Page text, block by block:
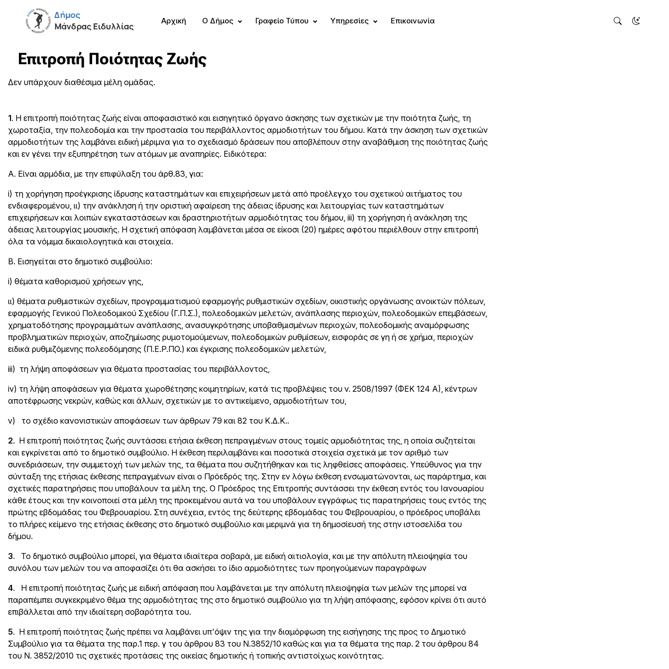
Αρχική Ο Δήμος Γραφείο Τύπου Υπηρεσίες Επικοινωνία
Επιτροπή Ποιότητας Ζωής
Δεν υπάρχουν διαθέσιμα μέλη ομάδας.
1. Η επιτροπή ποιότητας ζωής είναι αποφασιστικό και εισηγητικό όργανο άσκησης των σχετικών με την ποιότητα ζωής, τη
χωροταξία, την πολεοδομία και την προστασία του περιβάλλοντος αρμοδιοτήτων του δήμου. Κατά την άσκηση των σχετικών
αρμοδιοτήτων της λαμβάνει ειδική μέριμνα για το σχεδιασμό δράσεων που αποβλέπουν στην αναβάθμιση της ποιότητας ζωής
και εν γένει την εξυπηρέτηση των ατόμων με αναπηρίες. Ειδικότερα:
Α. Είναι αρμόδια, με την επιφύλαξη του άρθ.83, για:
i) τη χορήγηση προέγκρισης ίδρυσης καταστημάτων και επιχειρήσεων μετά από προέλεγχο του σχετικού αιτήματος του
ενδιαφερομένου, ιι) την ανάκληση ή την οριστική αφαίρεση της άδειας ίδρυσης και λειτουργίας των καταστημάτων
επιχειρήσεων και λοιπών εγκαταστάσεων και δραστηριοτήτων αρμοδιότητας του δήμου, iii) τη χορήγηση ή ανάκληση της
άδειας λειτουργίας μουσικής. Η σχετική απόφαση λαμβάνεται μέσα σε είκοσι (20) ημέρες αφότου περιέλθουν στην επιτροπή
όλα τα νόμιμα δικαιολογητικά και στοιχεία.
Β. Εισηγείται στο δημοτικό συμβούλιο:
i) θέματα καθορισμού χρήσεων γης,
ιι) θέματα ρυθμιστικών σχεδίων, προγραμματισμού εφαρμογής ρυθμιστικών σχεδίων, οικιστικής οργάνωσης ανοικτών πόλεων,
εφαρμογής Γενικού Πολεοδομικού Σχεδίου (Γ.Π.Σ.), πολεοδομικών μελετών, ανάπλασης περιοχών, πολεοδομικών επεμβάσεων,
χρηματοδότησης προγραμμάτων ανάπλασης, ανασυγκρότησης υποβαθμισμένων περιοχών, πολεοδομικής αναμόρφωσης
προβληματικών περιοχών, αποζημίωσης ρυμοτομούμενων, πολεοδομικών ρυθμίσεων, εισφοράς σε γη ή σε χρήμα, περιοχών
ειδικά ρυθμιζόμενης πολεοδόμησης (Π.Ε.Ρ.ΠΟ.) και έγκρισης πολεοδομικών μελετών,
iii) τη λήψη αποφάσεων για θέματα προστασίας του περιβάλλοντος,
iv) τη λήψη αποφάσεων για θέματα χωροθέτησης κοιμητηρίων, κατά τις προβλέψεις του ν. 2508/1997 (ΦΕΚ 124 Α), κέντρων
αποτέφρωσης νεκρών, καθώς και άλλων, σχετικών με το αντικείμενο, αρμοδιοτήτων του,
ν) το σχέδιο κανονιστικών αποφάσεων των άρθρων 79 και 82 του Κ.Δ.Κ..
2. Η επιτροπή ποιότητας ζωής συντάσσει ετήσια έκθεση πεπραγμένων στους τομείς αρμοδιότητας της, η οποία συζητείται
και εγκρίνεται από το δημοτικό συμβούλιο. Η έκθεση περιλαμβάνει και ποσοτικά στοιχεία σχετικά με τον αριθμό των
συνεδριάσεων, την συμμετοχή των μελών της, τα θέματα που συζητήθηκαν και τις ληφθείσες αποφάσεις. Υπεύθυνος για την
σύνταξη της ετήσιας έκθεσης πεπραγμένων είναι ο Πρόεδρός της. Στην εν λόγω έκθεση ενσωματώνονται, ως παράρτημα, και
σχετικές παρατηρήσεις που υποβάλουν τα μέλη της. Ο Πρόεδρος της Επιτροπής συντάσσει την έκθεση εντός του Ιανουαρίου
κάθε έτους και την κοινοποιεί στα μέλη της προκειμένου αυτά να του υποβάλουν εγγράφως τις παρατηρήσεις τους εντός της
πρώτης εβδομάδας του Φεβρουαρίου. Στη συνέχεια, εντός της δεύτερης εβδομάδας του Φεβρουαρίου, ο πρόεδρος υποβάλει
το πλήρες κείμενο της ετήσιας έκθεσης στο δημοτικό συμβούλιο και μεριμνά για τη δημοσίευσή της στην ιστοσελίδα του
δήμου.
3. Το δημοτικό συμβούλιο μπορεί, για θέματα ιδιαίτερα σοβαρά, με ειδική αιτιολογία, και με την απόλυτη πλειοψηφία του
συνόλου των μελών του να αποφασίζει ότι θα ασκήσει το ίδιο αρμοδιότητες των προηγούμενων παραγράφων
4. Η επιτροπή ποιότητας ζωής με ειδική απόφαση που λαμβάνεται με την απόλυτη πλειοψηφία των μελών της μπορεί να
παραπέμπει συγκεκριμένο θέμα της αρμοδιότητας της στο δημοτικό συμβούλιο για τη λήψη απόφασης, εφόσον κρίνει ότι αυτό
επιβάλλεται από την ιδιαίτερη σοβαρότητα του.
5. Η επιτροπή ποιότητας ζωής πρέπει να λαμβάνει υπ'όψιν της για την διαμόρφωση της εισήγησης της προς το Δημοτικό
Συμβούλιο για τα θέματα της παρ.1 περ. γ του άρθρου 83 του Ν.3852/10 καθώς και για τα θέματα της παρ. 2 του άρθρου 84
του Ν. 3852/2010 τις σχετικές προτάσεις της οικείας δημοτικής ή τοπικής αντιστοίχως κοινότητας.